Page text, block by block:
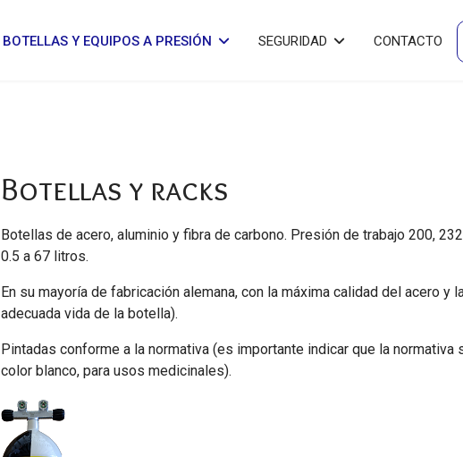
BOTELLAS Y EQUIPOS A PRESIÓN SEGURIDAD CONTACTO
Botellas y racks
Botellas de acero, aluminio y fibra de carbono. Presión de trabajo 200,
0.5 a 67 litros.
En su mayoría de fabricación alemana, con la máxima calidad del acero y
adecuada vida de la botella).
Pintadas conforme a la normativa (es importante indicar que la
color blanco, para usos medicinales).